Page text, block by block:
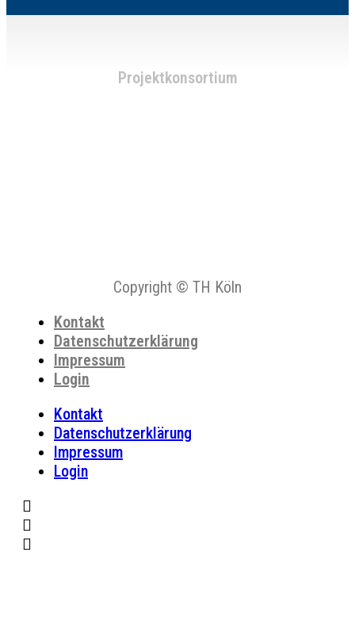
Projektkonsortium
Copyright © TH Köln
Kontakt
Datenschutzerklärung
Impressum
Login
Kontakt
Datenschutzerklärung
Impressum
Login